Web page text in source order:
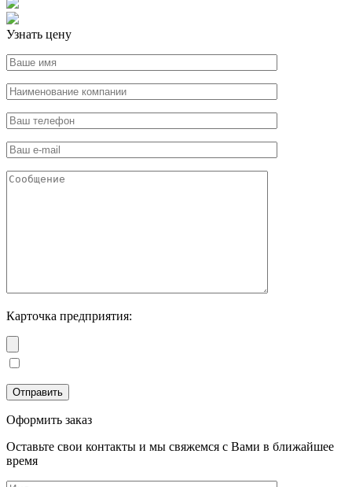
Узнать цену
Карточка предприятия:
Оформить заказ
Оставьте свои контакты и мы свяжемся с Вами в ближайшее
время